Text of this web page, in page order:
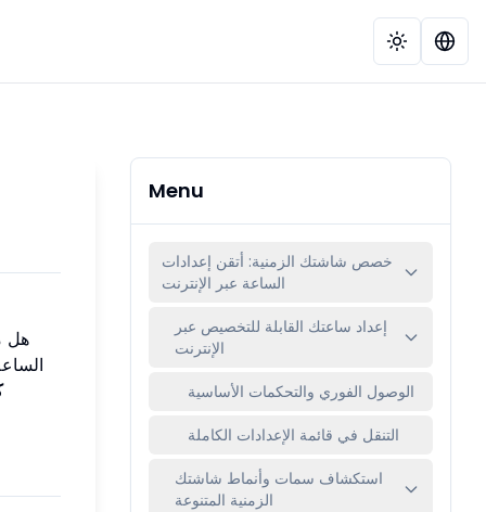
هل
Menu
خصص شاشتك الزمنية: أتقن إعدادات
الساعة عبر الإنترنت
إعداد ساعتك القابلة للتخصيص عبر
الإنترنت
الوصول الفوري والتحكمات الأساسية
التنقل في قائمة الإعدادات الكاملة
استكشاف سمات وأنماط شاشتك
الزمنية المتنوعة